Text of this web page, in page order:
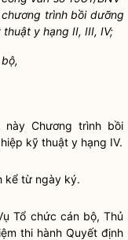
trình bồi dưỡng
y hạng II, III, IV;
này Chương trình bồi
kỹ thuật y hạng IV.
kể từ ngày ký.
Tổ chức cán bộ, Thủ
thi hành Quyết định